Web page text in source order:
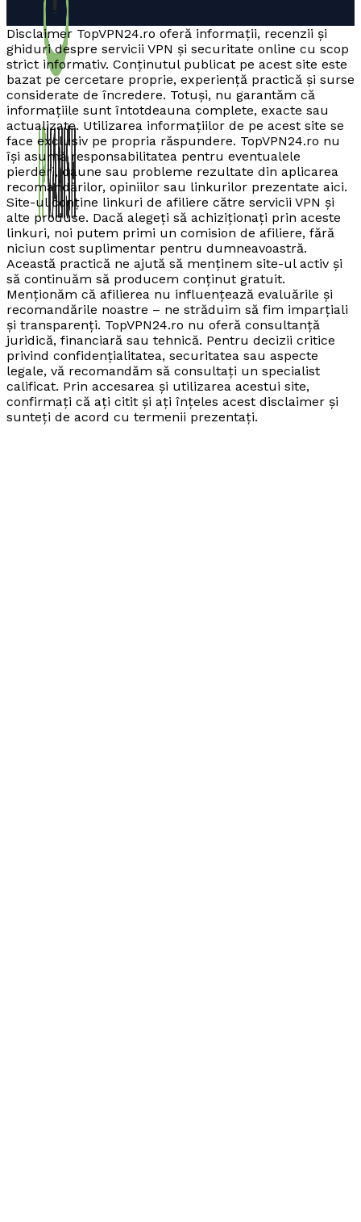
Disclaimer TopVPN24.ro oferă informații, recenzii și
ghiduri despre servicii VPN și securitate online cu scop
strict informativ. Conținutul publicat pe acest site este
bazat pe cercetare proprie, experiență practică și surse
considerate de încredere. Totuși, nu garantăm că
informațiile sunt întotdeauna complete, exacte sau
actualizate. Utilizarea informațiilor de pe acest site se
face exclusiv pe propria răspundere. TopVPN24.ro nu
își asumă responsabilitatea pentru eventualele
pierderi, daune sau probleme rezultate din aplicarea
recomandărilor, opiniilor sau linkurilor prezentate aici.
Site-ul conține linkuri de afiliere către servicii VPN și
alte produse. Dacă alegeți să achiziționați prin aceste
linkuri, noi putem primi un comision de afiliere, fără
niciun cost suplimentar pentru dumneavoastră.
Această practică ne ajută să menținem site-ul activ și
să continuăm să producem conținut gratuit.
Menționăm că afilierea nu influențează evaluările și
recomandările noastre – ne străduim să fim imparțiali
și transparenți. TopVPN24.ro nu oferă consultanță
juridică, financiară sau tehnică. Pentru decizii critice
privind confidențialitatea, securitatea sau aspecte
legale, vă recomandăm să consultați un specialist
calificat. Prin accesarea și utilizarea acestui site,
confirmați că ați citit și ați înțeles acest disclaimer și
sunteți de acord cu termenii prezentați.